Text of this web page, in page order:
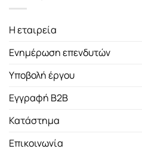
Η εταιρεία
Ενημέρωση επενδυτών
Υποβολή έργου
Εγγραφή B2B
Κατάστημα
Επικοινωνία